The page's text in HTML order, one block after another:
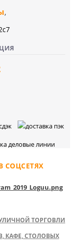
,
СОЦСЕТЯХ
ТОРГОВЛИ
КАФЕ, СТОЛОВЫХ